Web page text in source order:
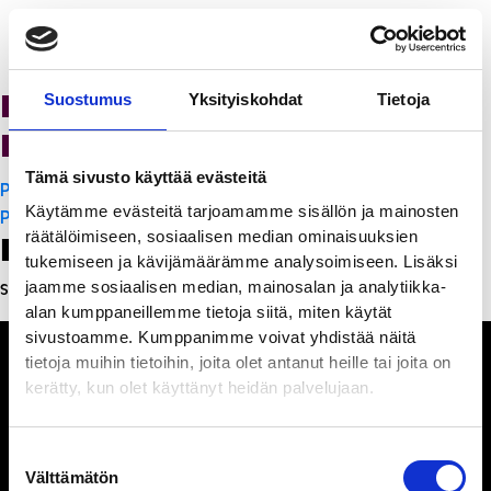
Suostumus Yksityiskohdat Tietoja
Tämä sivusto käyttää evästeitä
Käytämme evästeitä tarjoamamme sisällön ja mainosten
räätälöimiseen, sosiaalisen median ominaisuuksien
tukemiseen ja kävijämäärämme analysoimiseen. Lisäksi
jaamme sosiaalisen median, mainosalan ja analytiikka-
alan kumppaneillemme tietoja siitä, miten käytät
sivustoamme. Kumppanimme voivat yhdistää näitä
tietoja muihin tietoihin, joita olet antanut heille tai joita on
kerätty, kun olet käyttänyt heidän palvelujaan.
valinta
Välttämätön
K-Citymarket Pori
Puuvilla
Artikkelien
selaus
PanchoVilla
PanchoVilla
Leave a Reply
Sinun täytyykirjautua sisäänkommentoidaksesi.
ihmeteltävää